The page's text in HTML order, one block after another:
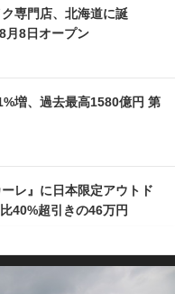
専門店、北海道に誕
月8日オープン
増、過去最高1580億円 第
レ』に日本限定アウトド
40%超引きの46万円